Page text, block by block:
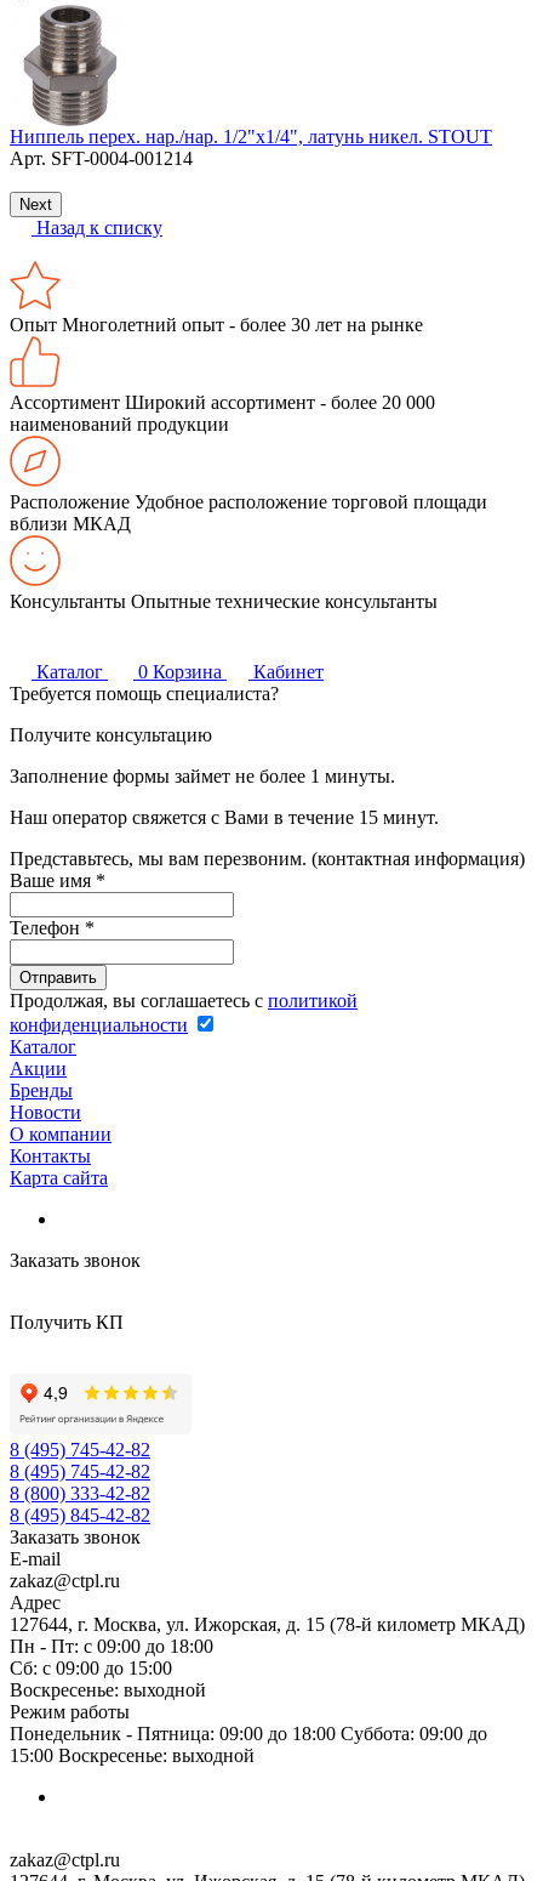
Ниппель перех. нар./нар. 1/2"х1/4", латунь никел. STOUT
Арт. SFT-0004-001214
Next
Назад к списку
Опыт Многолетний опыт - более 30 лет на рынке
Ассортимент Широкий ассортимент - более 20 000
наименований продукции
Расположение Удобное расположение торговой площади
вблизи МКАД
Консультанты Опытные технические консультанты
Каталог 0 Корзина
Кабинет
Требуется помощь специалиста?
Получите консультацию
Заполнение формы займет не более 1 минуты.
Наш оператор свяжется с Вами в течение 15 минут.
Представьтесь, мы вам перезвоним. (контактная информация)
Ваше имя *
Телефон *
Продолжая, вы соглашаетесь с политикой
конфиденциальности
Каталог
Акции
Бренды
Новости
О компании
Контакты
Карта сайта
Заказать звонок
Получить КП
8 (495) 745-42-82
8 (495) 745-42-82
8 (800) 333-42-82
8 (495) 845-42-82
Заказать звонок
E-mail
zakaz@ctpl.ru
Адрес
127644, г. Москва, ул. Ижорская, д. 15 (78-й километр МКАД)
Пн - Пт: с 09:00 до 18:00
Сб: с 09:00 до 15:00
Воскресенье: выходной
Режим работы
Понедельник - Пятница: 09:00 до 18:00 Суббота: 09:00 до
15:00 Воскресенье: выходной
zakaz@ctpl.ru